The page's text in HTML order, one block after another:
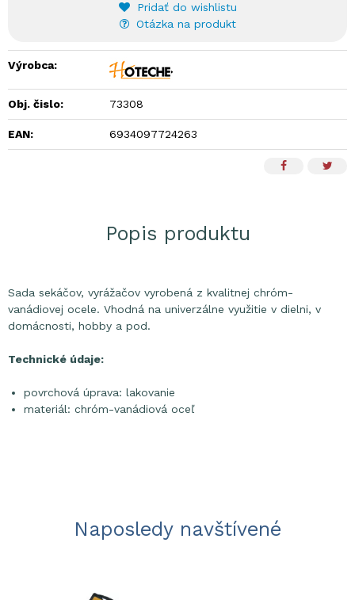
Pridať do wishlistu
Otázka na produkt
Výrobca:
Obj. čislo: 73308
EAN: 6934097724263
Popis produktu
Sada sekáčov, vyrážačov vyrobená z kvalitnej chróm-
vanádiovej ocele. Vhodná na univerzálne využitie v dielni, v
domácnosti, hobby a pod.
Technické údaje:
povrchová úprava: lakovanie
materiál: chróm-vanádiová oceľ
Naposledy navštívené